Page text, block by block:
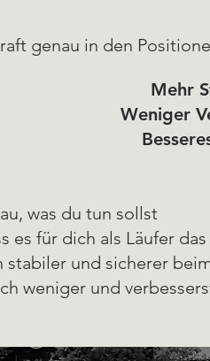
genau in den
Mehr
Weniger
was du tun sollst
es für dich als Läufer
stabiler und sicherer
weniger und